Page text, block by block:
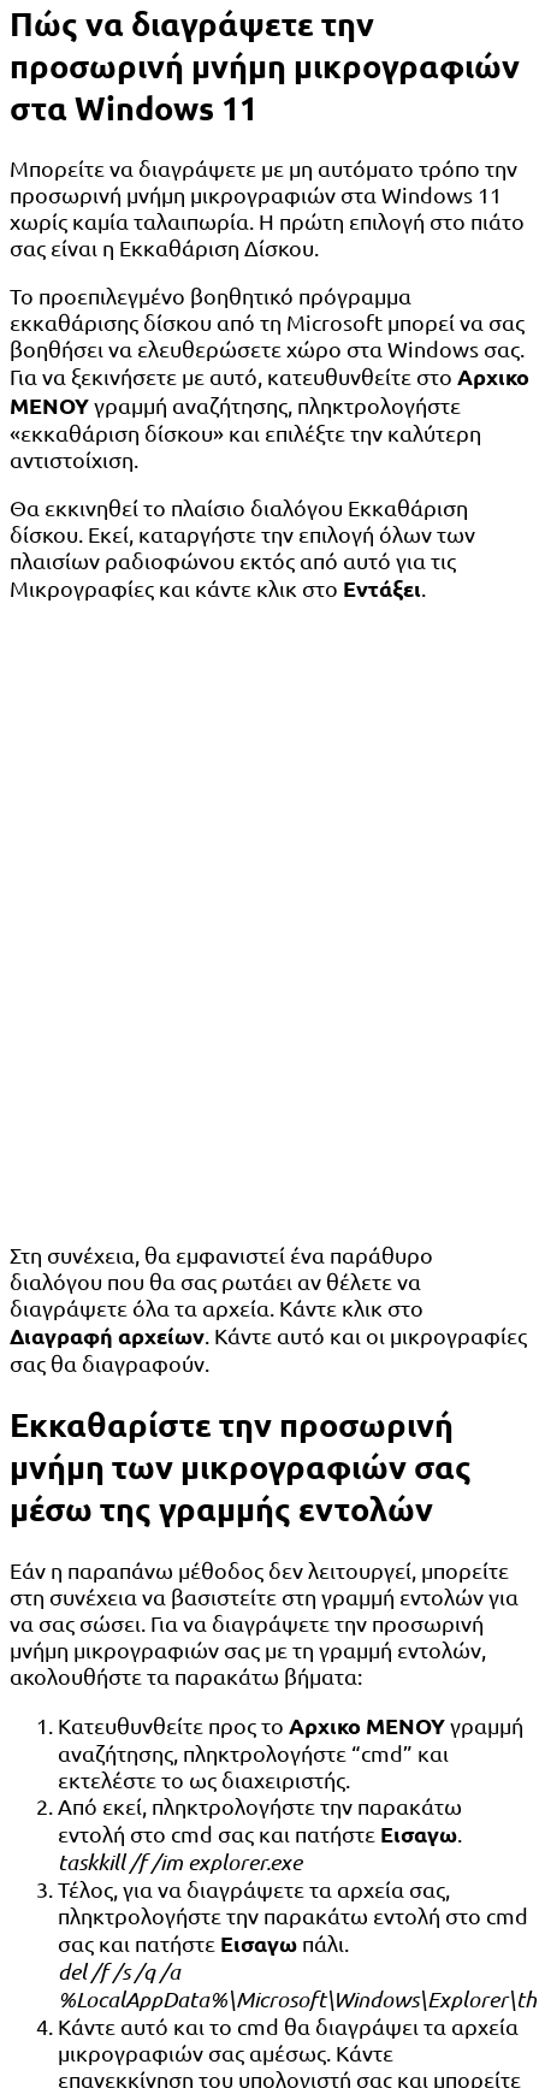
Πώς να διαγράψετε την
προσωρινή μνήμη μικρογραφιών
στα Windows 11
Μπορείτε να διαγράψετε με μη αυτόματο τρόπο την
προσωρινή μνήμη μικρογραφιών στα Windows 11
χωρίς καμία ταλαιπωρία. Η πρώτη επιλογή στο πιάτο
σας είναι η Εκκαθάριση Δίσκου.
Το προεπιλεγμένο βοηθητικό πρόγραμμα
εκκαθάρισης δίσκου από τη Microsoft μπορεί να σας
βοηθήσει να ελευθερώσετε χώρο στα Windows σας.
Για να ξεκινήσετε με αυτό, κατευθυνθείτε στο Αρχικο
ΜΕΝΟΥγραμμή αναζήτησης, πληκτρολογήστε
«εκκαθάριση δίσκου» και επιλέξτε την καλύτερη
αντιστοίχιση.
Θα εκκινηθεί το πλαίσιο διαλόγου Εκκαθάριση
δίσκου. Εκεί, καταργήστε την επιλογή όλων των
πλαισίων ραδιοφώνου εκτός από αυτό για τις
Μικρογραφίες και κάντε κλικ στο Εντάξει
Στη συνέχεια, θα εμφανιστεί ένα παράθυρο
διαλόγου που θα σας ρωτάει αν θέλετε να
διαγράψετε όλα τα αρχεία. Κάντε κλικ στο
Διαγραφή αρχείων . Κάντε αυτό και οι μικρογραφίες
σας θα διαγραφούν.
Εκκαθαρίστε την προσωρινή
μνήμη των μικρογραφιών σας
μέσω της γραμμής εντολών
Εάν η παραπάνω μέθοδος δεν λειτουργεί, μπορείτε
στη συνέχεια να βασιστείτε στη γραμμή εντολών για
να σας σώσει. Για να διαγράψετε την προσωρινή
μνήμη μικρογραφιών σας με τη γραμμή εντολών,
ακολουθήστε τα παρακάτω βήματα:
Κατευθυνθείτε προς το Αρχικο ΜΕΝΟΥγραμμή
αναζήτησης, πληκτρολογήστε “cmd” και
εκτελέστε το ως διαχειριστής.
Από εκεί, πληκτρολογήστε την παρακάτω
εντολή στο cmd σας και πατήστε Εισαγω
taskkill /f /im explorer.exe
Τέλος, για να διαγράψετε τα αρχεία σας,
πληκτρολογήστε την παρακάτω εντολή στο cmd
σας και πατήστε Εισαγω πάλι.
del /f /s /q /a
Κάντε αυτό και το cmd θα διαγράψει τα αρχεία
μικρογραφιών σας αμέσως. Κάντε
επανεκκίνηση του υπολογιστή σας και μπορείτε